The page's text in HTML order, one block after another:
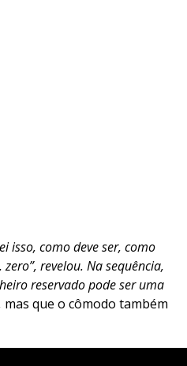
isso, como deve ser, como
revelou. Na sequência,
reservado pode ser uma
mas que o cômodo também